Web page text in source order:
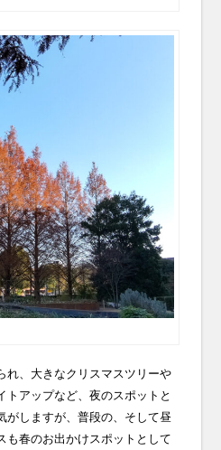
れ、大きなクリスマスツリーや
トアップなど、夜のスポットと
がしますが、普段の、そして昼
も春のお出かけスポットとして